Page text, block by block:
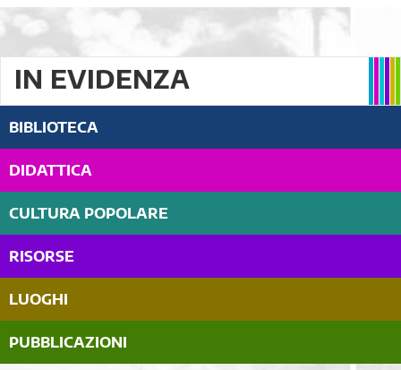
IN EVIDENZA
BIBLIOTECA
DIDATTICA
CULTURA POPOLARE
RISORSE
LUOGHI
PUBBLICAZIONI